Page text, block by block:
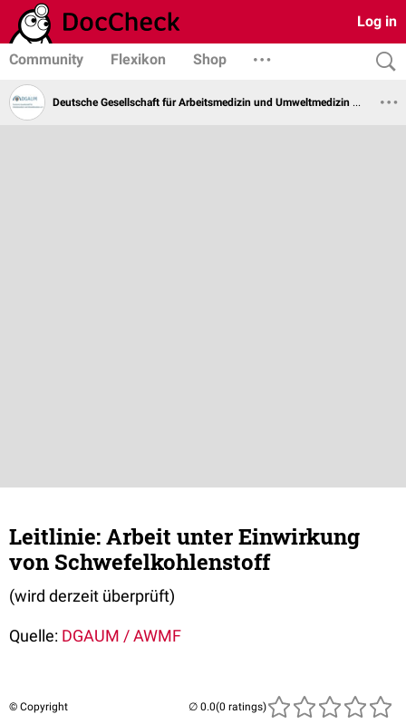
Log in
Community Flexikon Shop
Deutsche Gesellschaft für Arbeitsmedizin und Umweltmedizin e.V.
Leitlinie: Arbeit unter Einwirkung
von Schwefelkohlenstoff
(wird derzeit überprüft)
Quelle: DGAUM / AWMF
© Copyright (0 ratings)